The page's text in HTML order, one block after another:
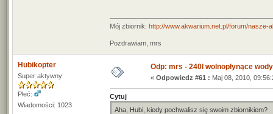
Mój zbiornik: http://www.akwarium.net.pl/forum/
Pozdrawiam, mrs
Hubikopter
Super aktywny
Płeć:
Wiadomości: 1023
Odp: mrs - 240l wolnopłynące
« Odpowiedz #61 : Maj 08, 2010,
Cytuj
Aha, Hubi, kiedy pochwalisz się swoim zbiornikiem?